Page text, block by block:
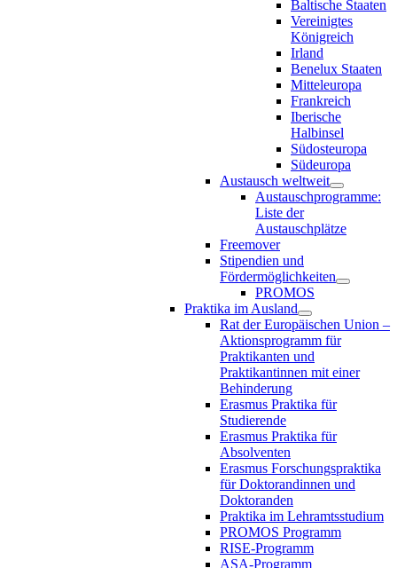
Baltische Staaten
Vereinigtes
Königreich
Irland
Benelux Staaten
Mitteleuropa
Frankreich
Iberische
Halbinsel
Südosteuropa
Südeuropa
Austausch weltweit
Austauschprogramme:
Liste der
Austauschplätze
Freemover
Stipendien und
Fördermöglichkeiten
PROMOS
Praktika im Ausland
Rat der Europäischen Union –
Aktionsprogramm für
Praktikanten und
Praktikantinnen mit einer
Behinderung
Erasmus Praktika für
Studierende
Erasmus Praktika für
Absolventen
Erasmus Forschungspraktika
für Doktorandinnen und
Doktoranden
Praktika im Lehramtsstudium
PROMOS Programm
RISE-Programm
ASA-Programm